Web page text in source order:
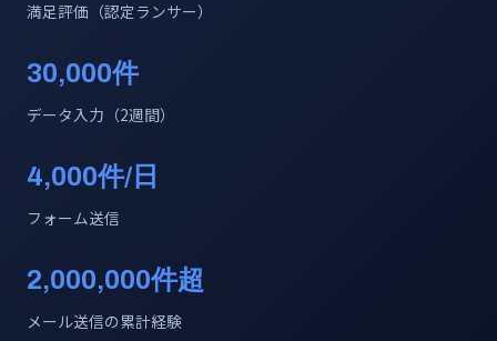
満足評価（認定ランサー）
30,000件
データ入力（2週間）
4,000件/日
フォーム送信
2,000,000件超
メール送信の累計経験